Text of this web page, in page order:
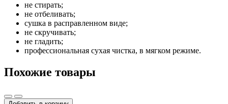
не стирать;
не отбеливать;
сушка в расправленном виде;
не скручивать;
не гладить;
профессиональная сухая чистка, в мягком режиме.
Похожие товары